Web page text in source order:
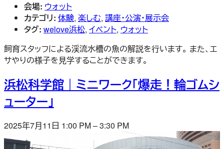
会場: ウォット
カテゴリ: 体験, 楽しむ, 講座・公演・展示会
タグ: welove浜松, イベント, ウォット
飼育スタッフによる渓流水槽の魚の解説を行います。 また、エ
サやりの様子を見学することができます。
浜松科学館｜ミニワーク「爆走！輪ゴムシ
ューター」
2025年7月11日 1:00 PM–3:30 PM